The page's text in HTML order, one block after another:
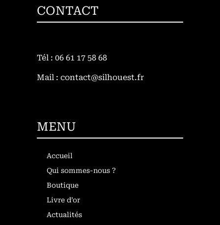
CONTACT
Tél : 06 61 17 58 68
Mail : contact@silhouest.fr
MENU
Accueil
Qui sommes-nous ?
Boutique
Livre d’or
Actualités